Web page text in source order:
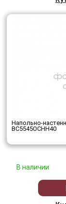
Напольно-
ВС5545ОСНН40
В наличии